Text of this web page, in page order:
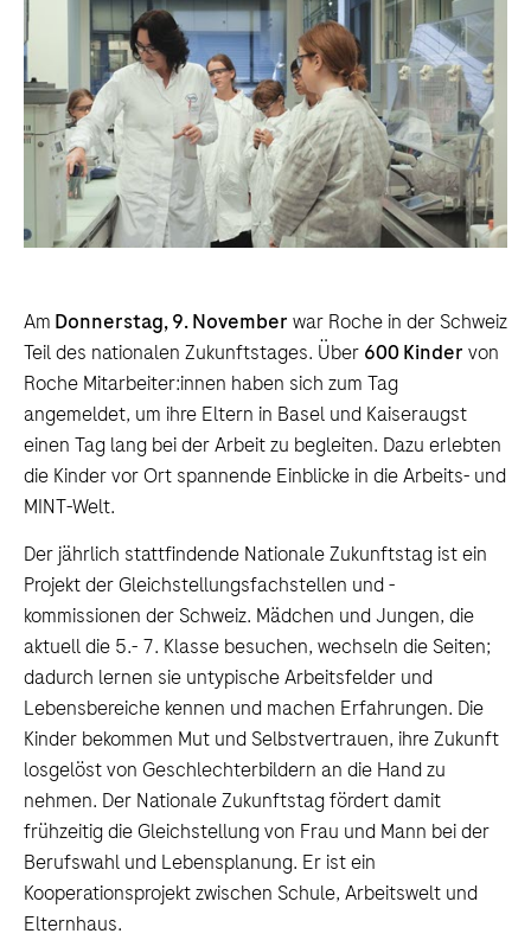
Am Donnerstag, 9. November war Roche in der Schweiz
Teil des nationalen Zukunftstages. Über 600 Kinder von
Roche Mitarbeiter:innen haben sich zum Tag
angemeldet, um ihre Eltern in Basel und Kaiseraugst
einen Tag lang bei der Arbeit zu begleiten. Dazu erlebten
die Kinder vor Ort spannende Einblicke in die Arbeits- und
MINT-Welt.
Der jährlich stattfindende Nationale Zukunftstag ist ein
Projekt der Gleichstellungsfachstellen und -
kommissionen der Schweiz. Mädchen und Jungen, die
aktuell die 5.- 7. Klasse besuchen, wechseln die Seiten;
dadurch lernen sie untypische Arbeitsfelder und
Lebensbereiche kennen und machen Erfahrungen. Die
Kinder bekommen Mut und Selbstvertrauen, ihre Zukunft
losgelöst von Geschlechterbildern an die Hand zu
nehmen. Der Nationale Zukunftstag fördert damit
frühzeitig die Gleichstellung von Frau und Mann bei der
Berufswahl und Lebensplanung. Er ist ein
Kooperationsprojekt zwischen Schule, Arbeitswelt und
Elternhaus.